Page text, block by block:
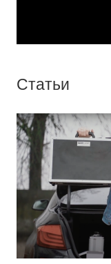
Статьи